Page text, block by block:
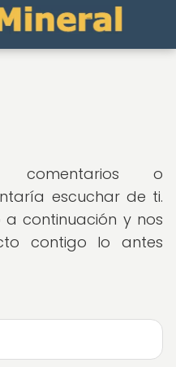
comentarios o
escuchar de ti.
continuación y nos
contigo lo antes